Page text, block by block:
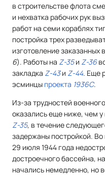
в строительстве флота
и нехватка рабочих рук
работ на семи кораблях
постройка трех
изготовление заказанных
6). Работы на Z-35и Z-36
закладка Z-43и Z-44. Еще
эсминцы проекта 1936C.
Из-за трудностей
оказались еще ниже, чем
Z-35, в течение
задержаны постройкой.
29 июля 1944 года
достроечного бассейна,
начались немедленно, но